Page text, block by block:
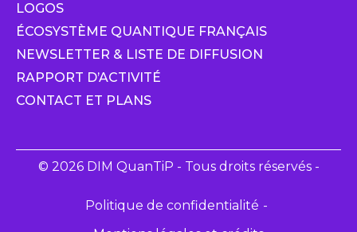
LOGOS
ÉCOSYSTÈME QUANTIQUE FRANÇAIS
NEWSLETTER & LISTE DE DIFFUSION
RAPPORT D’ACTIVITÉ
CONTACT ET PLANS
© 2026 DIM QuanTiP - Tous droits réservés -
Politique de confidentialité